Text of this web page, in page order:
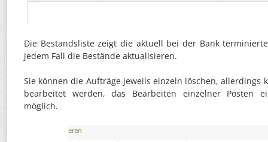
Die Bestandsliste zeigt die aktuell bei der Bank
jedem Fall die Bestände aktualisieren.
Sie können die Aufträge jeweils einzeln löschen, allerdings
bearbeitet werden, das Bearbeiten einzelner Posten
möglich.